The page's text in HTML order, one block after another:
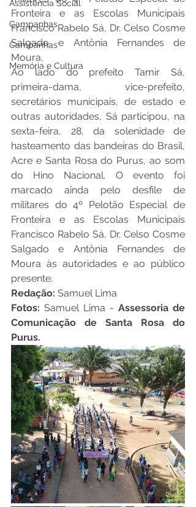
Assistência Social
Campanhas
Campanhas
Memória e Cultura
Fronteira e as Escolas Municipais
Francisco Rabelo Sá, Dr. Celso Cosme
Salgado e Antônia Fernandes de
Moura.
Ao lado do prefeito Tamir Sá,
primeira-dama, vice-prefeito,
secretários municipais, de estado e
outras autoridades, Sá participou, na
sexta-feira, 28, da solenidade de
hasteamento das bandeiras do Brasil,
Acre e Santa Rosa do Purus, ao som
do Hino Nacional. O evento foi
marcado ainda pelo desfile de
militares do 4º Pelotão Especial de
Fronteira e as Escolas Municipais
Francisco Rabelo Sá, Dr. Celso Cosme
Salgado e Antônia Fernandes de
Moura às autoridades e ao público
presente.
Redação: Samuel Lima
Fotos: Samuel Lima - Assessoria de
Comunicação de Santa Rosa do
Purus.